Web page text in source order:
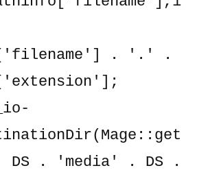
. '.' .
DS . 'media' . DS .